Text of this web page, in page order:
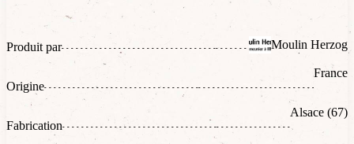
Produit par Moulin Herzog
Origine
France
Fabrication
Alsace (67)